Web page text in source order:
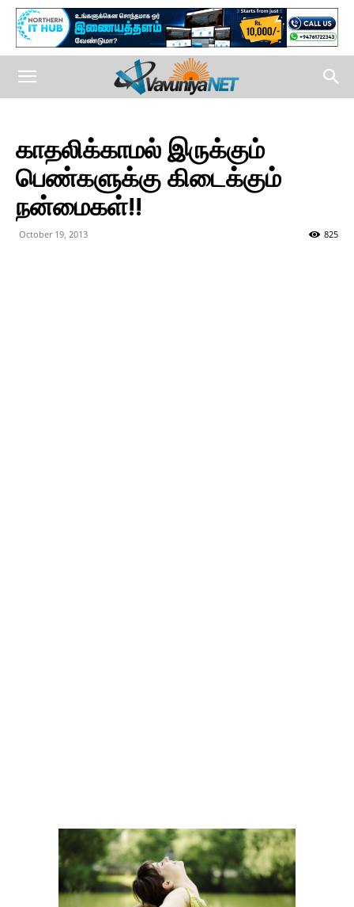
காதலிக்காமல் இருக்கும்
பெண்களுக்கு கிடைக்கும்
நன்மைகள்!!
October 19, 2013 825